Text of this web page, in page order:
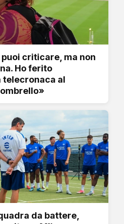
criticare, ma non
Ho ferito
telecronaca al
da battere,